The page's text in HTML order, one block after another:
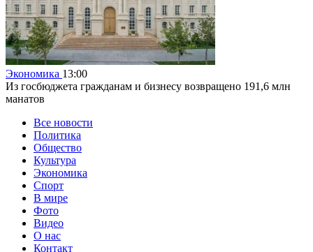
Экономика 13:00
Из госбюджета гражданам и бизнесу возвращено 191,6 млн
манатов
Все новости
Политика
Общество
Культура
Экономика
Спорт
В мире
Фото
Видео
О нас
Контакт